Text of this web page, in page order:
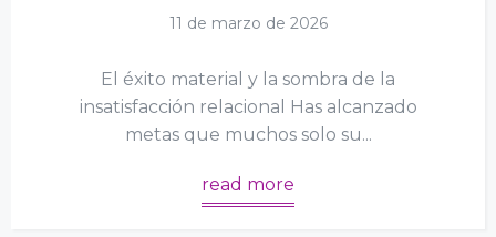
11 de marzo de 2026
El éxito material y la sombra de la
insatisfacción relacional Has alcanzado
metas que muchos solo su...
read more